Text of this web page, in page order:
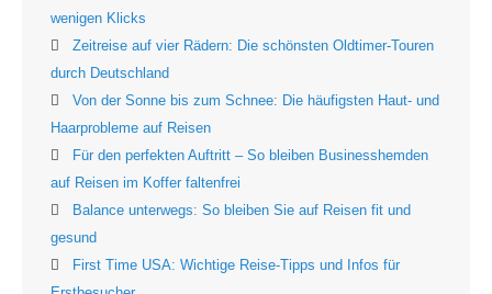
wenigen Klicks
Zeitreise auf vier Rädern: Die schönsten Oldtimer-Touren
durch Deutschland
Von der Sonne bis zum Schnee: Die häufigsten Haut- und
Haarprobleme auf Reisen
Für den perfekten Auftritt – So bleiben Businesshemden
auf Reisen im Koffer faltenfrei
Balance unterwegs: So bleiben Sie auf Reisen fit und
gesund
First Time USA: Wichtige Reise-Tipps und Infos für